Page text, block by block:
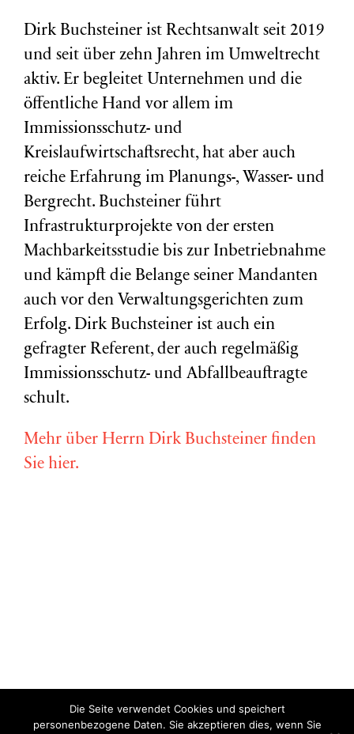
Dirk Buchsteiner ist Rechtsanwalt seit 2019
und seit über zehn Jahren im Umweltrecht
aktiv. Er begleitet Unternehmen und die
öffentliche Hand vor allem im
Immissionsschutz- und
Kreislaufwirtschaftsrecht, hat aber auch
reiche Erfahrung im Planungs-, Wasser- und
Bergrecht. Buchsteiner führt
Infrastrukturprojekte von der ersten
Machbarkeitsstudie bis zur Inbetriebnahme
und kämpft die Belange seiner Mandanten
auch vor den Verwaltungsgerichten zum
Erfolg. Dirk Buchsteiner ist auch ein
gefragter Referent, der auch regelmäßig
Immissionsschutz- und Abfallbeauftragte
schult.
Mehr über Herrn Dirk Buchsteiner finden
Sie hier.
Copyright © Miriam Vollmer 2018-2022 |Impressum|Datenschutz
Die Seite verwendet Cookies und speichert
personenbezogene Daten. Sie akzeptieren dies, wenn Sie